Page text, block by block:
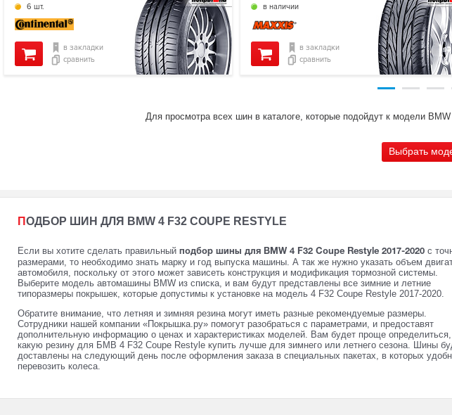
6 шт.
в закладки
сравнить
в наличии
в закладки
сравнить
Для просмотра всех шин в каталоге, которые подойдут к модели
Выбрать
ПОДБОР ШИН ДЛЯ BMW 4 F32 COUPE RESTYLE
Если вы хотите сделать правильный подбор шины для BMW 4 F32 Coupe Restyle 2017-2020 с
размерами, то необходимо знать марку и год выпуска машины. А так же нужно указать объем
автомобиля, поскольку от этого может зависеть конструкция и модификация тормозной системы.
Выберите модель автомашины BMW из списка, и вам будут представлены все зимние и летние
типоразмеры покрышек, которые допустимы к установке на модель 4 F32 Coupe Restyle 2017-2020.
Обратите внимание, что летняя и зимняя резина могут иметь разные рекомендуемые размеры.
Сотрудники нашей компании «Покрышка.ру» помогут разобраться с параметрами, и предоставят
дополнительную информацию о ценах и характеристиках моделей. Вам будет проще определиться,
какую резину для БМВ 4 F32 Coupe Restyle купить лучше для зимнего или летнего сезона. Шины
доставлены на следующий день после оформления заказа в специальных пакетах, в которых
перевозить колеса.